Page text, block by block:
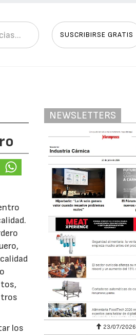
SUSCRIBIRSE GRATIS
los
NEWSLETTERS
23/07/2026